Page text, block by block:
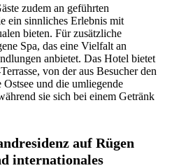
zudem an geführten
ein sinnliches Erlebnis mit
bieten. Für zusätzliche
Spa, das eine Vielfalt an
anbietet. Das Hotel bietet
von der aus Besucher den
und die umliegende
sie sich bei einem Getränk
auf Rügen
internationales